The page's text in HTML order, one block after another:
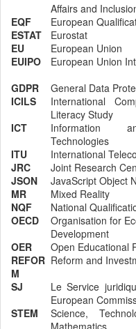
Affairs and
EQF
European
ESTAT
Eurostat
EU
European Union
EUIPO
European Union
GDPR
General Data
ICILS
International
Literacy Study
ICT
Information
Technologies
ITU
International
JRC
Joint Research
JSON
JavaScript Object
MR
Mixed Reality
NQF
National
OECD
Organisation for
Development
OER
Open Educational
REFOR
M
Reform and
SJ
Le Service
European
STEM
Science,
Mathematics